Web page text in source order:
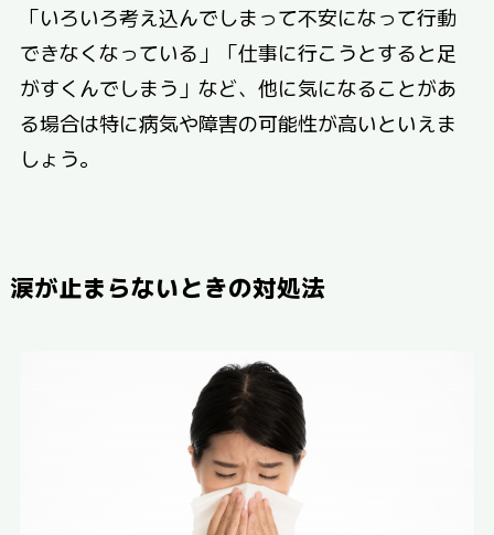
「いろいろ考え込んでしまって不安になって行動
できなくなっている」「仕事に行こうとすると足
がすくんでしまう」など、他に気になることがあ
る場合は特に病気や障害の可能性が高いといえま
しょう。
涙が止まらないときの対処法